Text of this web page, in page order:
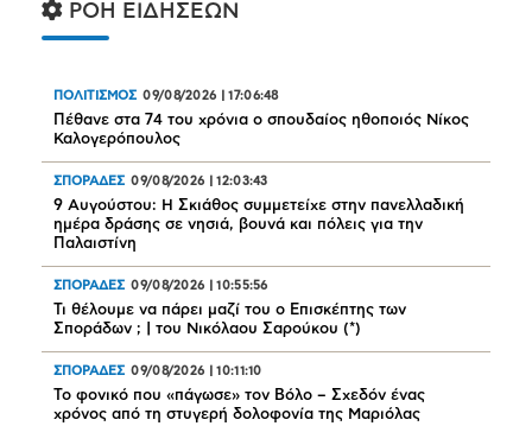
ΡΟΗ ΕΙΔΗΣΕΩΝ
ΠΟΛΙΤΙΣΜΟΣ 09/08/2026 17:06:48
Πέθανε στα 74 του χρόνια ο σπουδαίος ηθοποιός Νίκος
Καλογερόπουλος
ΣΠΟΡΑΔΕΣ 09/08/2026 12:03:43
9 Αυγούστου: Η Σκιάθος συμμετείχε στην πανελλαδική
ημέρα δράσης σε νησιά, βουνά και πόλεις για την
Παλαιστίνη
ΣΠΟΡΑΔΕΣ 09/08/2026 10:55:56
Τι θέλουμε να πάρει μαζί του ο Επισκέπτης των
Σποράδων ; | του Νικόλαου Σαρούκου (*)
ΣΠΟΡΑΔΕΣ 09/08/2026 10:11:10
Το φονικό που «πάγωσε» τον Βόλο – Σχεδόν ένας
χρόνος από τη στυγερή δολοφονία της Μαριόλας